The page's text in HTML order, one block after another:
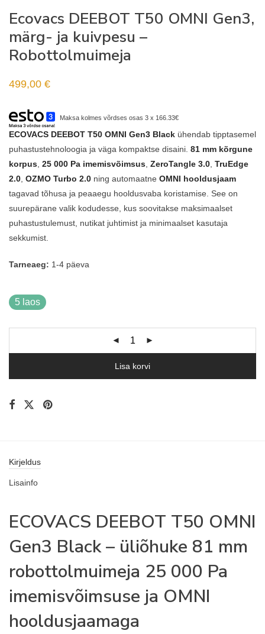
Ecovacs DEEBOT T50 OMNI Gen3,
märg- ja kuivpesu –
Robottolmuimeja
499,00 €
Maksa kolmes võrdses osas 3 x 166.33€
ECOVACS DEEBOT T50 OMNI Gen3 Black ühendab tipptasemel
puhastustehnoloogia ja väga kompaktse disaini. 81 mm kõrgune
korpus 25 000 Pa imemisvõimsus ZeroTangle 3.0 TruEdge
2.0 OZMO Turbo 2.0 ning automaatne OMNI hooldusjaam
tagavad tõhusa ja peaaegu hooldusvaba koristamise. See on
suurepärane valik kodudesse, kus soovitakse maksimaalset
puhastustulemust, nutikat juhtimist ja minimaalset kasutaja
sekkumist.
Tarneaeg: 1-4 päeva
5 laos
Lisa korvi
Kirjeldus
Lisainfo
ECOVACS DEEBOT T50 OMNI
Gen3 Black – üliõhuke 81 mm
robottolmuimeja 25 000 Pa
imemisvõimsuse ja OMNI
hooldusjaamaga